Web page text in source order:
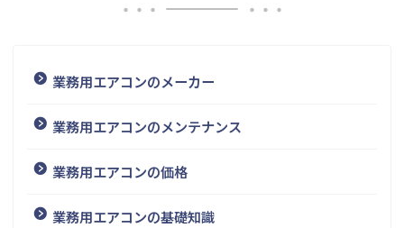
業務用エアコンのメーカー
業務用エアコンのメンテナンス
業務用エアコンの価格
業務用エアコンの基礎知識